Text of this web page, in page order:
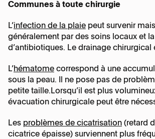
Communes à toute chirurgie
L’infection de la plaie peut survenir
généralement par des soins locaux et
d’antibiotiques. Le drainage chirurgical
L’hématome correspond à une
sous la peau. Il ne pose pas de
petite taille.Lorsqu’il est plus
évacuation chirurgicale peut être
Les problèmes de cicatrisation (retard
cicatrice épaisse) surviennent plus